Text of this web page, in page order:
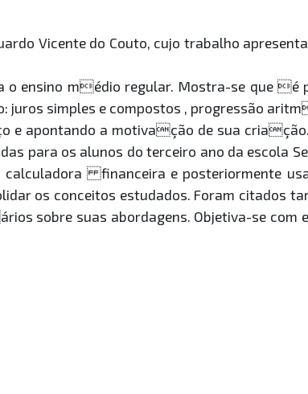
Vicente do Couto, cujo trabalho
o ensino médio regular. Mostra-se que
simples e compostos , progressão
e apontando a motivação de sua
para os alunos do terceiro ano da escola
financeira e posteriormente
os conceitos estudados. Foram citados
sobre suas abordagens. Objetiva-se